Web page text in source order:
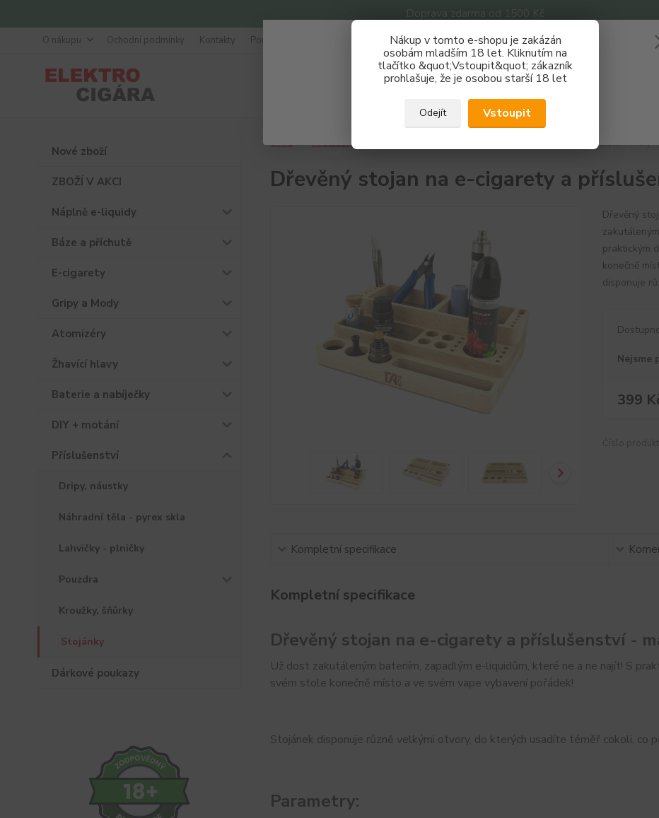
Doprava zdarma od 1500 Kč
Nákup v tomto e-shopu je zakázán
osobám mladším 18 let. Kliknutím na
tlačítko &quot;Vstoupit&quot; zákazník
prohlašuje, že je osobou starší 18 let
Odejít Vstoupit
O nákupu Ochodní podmínky Kontakty Poradna
Hledat
Nevíte si
Nové zboží
ZBOŽÍ V AKCI
Náplně e-liquidy
Báze a příchutě
E-cigarety
Gripy a Mody
Atomizéry
Žhavící hlavy
Baterie a nabíječky
DIY + motání
Příslušenství
Dripy, náustky
Náhradní těla - pyrex skla
Lahvičky - plničky
Pouzdra
Kroužky, šňůrky
Stojánky
Dárkové poukazy
Úvod Příslušenství Dřevěný stojan na e-cigarety a příslušenství - malý
Dřevěný stojan na e-cigarety a
Dřevěný
praktickým
konečně
disponuje
Nejsme
399
Kompletní specifikace
Kompletní specifikace
Dřevěný stojan na e-cigarety a příslušenství -
Už dost zakutáleným bateriím, zapadlým e-liquidům, které ne a ne najít! S
svém stole konečně místo a ve svém vape vybavení pořádek!
Stojánek disponuje různě velkými otvory, do kterých usadíte téměř cokoli, co
Parametry:
Získej slevu 3%
Zaregistruj se a nakupuj se slevou právě teď!
REGISTRAČNÍ FORMULÁŘ
Zavřít